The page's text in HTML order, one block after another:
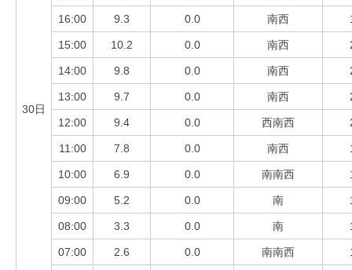
30日
16:00 9.3 0.0 南西
15:00 10.2 0.0 南西
14:00 9.8 0.0 南西
13:00 9.7 0.0 南西
12:00 9.4 0.0 西南西
11:00 7.8 0.0 南西
10:00 6.9 0.0 南南西
09:00 5.2 0.0 南
08:00 3.3 0.0 南
07:00 2.6 0.0 南南西